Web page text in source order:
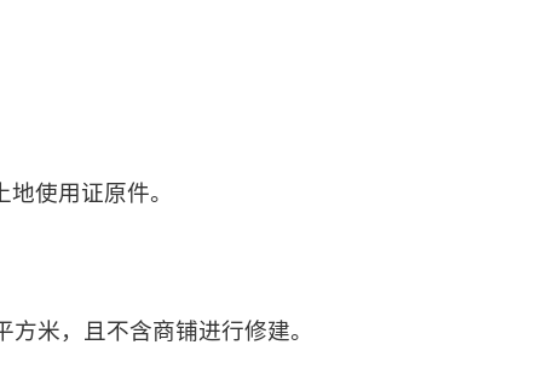
使用证原件。
米，且不含商铺进行修建。